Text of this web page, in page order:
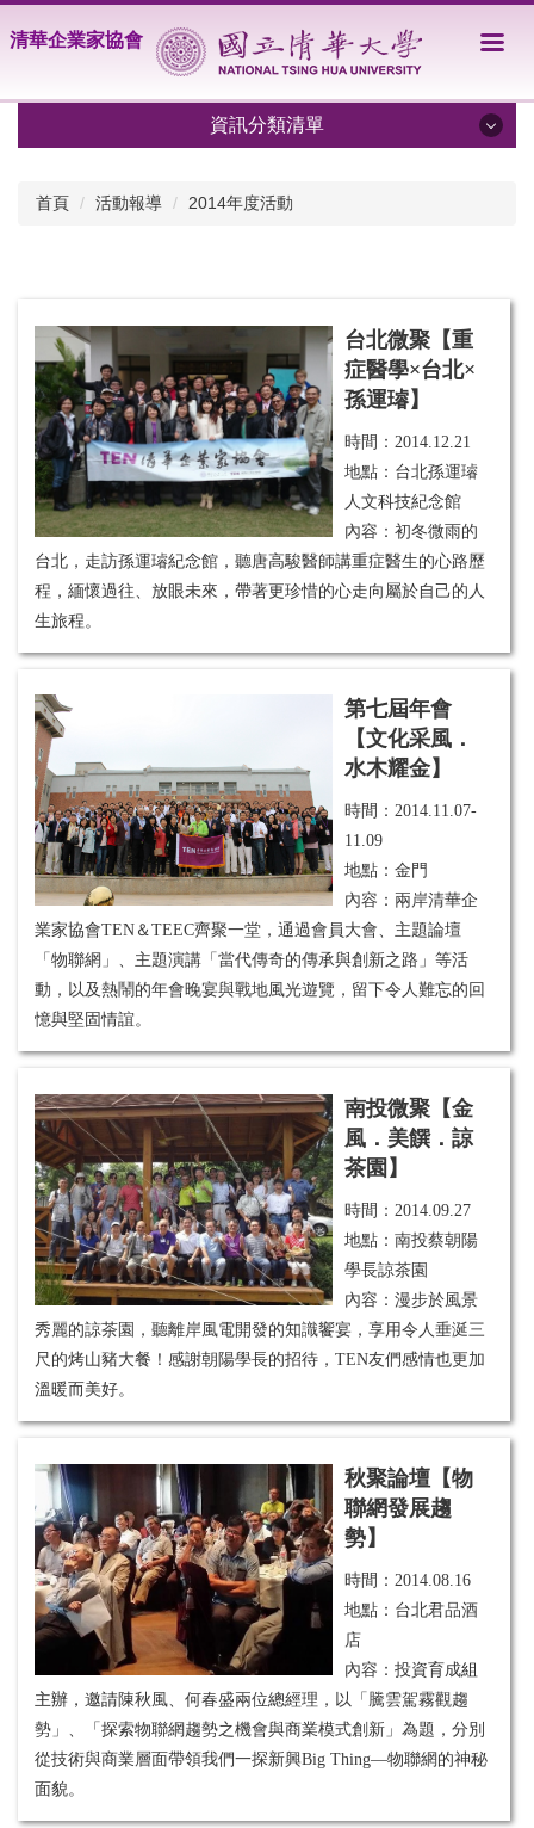
到
清華企業家協會
資訊分類清單
活動報導
TENews
首頁 活動報導 2014年度活動
台北微聚【重
症醫學×台北×
孫運璿】
時間： 2014.12.21
地點：台北孫運璿
人文科技紀念館
內容：初冬微雨的
台北，走訪孫運璿紀念館，聽唐高駿醫師講重症醫生的心路歷
程，緬懷過往、放眼未來，帶著更珍惜的心走向屬於自己的人
生旅程。
第七屆年會
【文化采風．
水木耀金】
時間： 2014.11.07-
11.09
地點：金門
內容： 兩岸清華企
業家協會TEN＆TEEC齊聚一堂，通過會員大會、主題論壇
「物聯網」、主題演講「當代傳奇的傳承與創新之路」等活
動，以及熱鬧的年會晚宴與戰地風光遊覽，留下令人難忘的回
憶與堅固情誼。
南投微聚【金
風．美饌．諒
茶園】
時間： 2014.09.27
地點：南投蔡朝陽
學長諒茶園
內容： 漫步於風景
秀麗的諒茶園，聽離岸風電開發的知識饗宴，享用令人垂涎三
尺的烤山豬大餐！感謝朝陽學長的招待，TEN友們感情也更加
溫暖而 美好。
秋聚論壇【物
聯網發展趨
勢】
時間： 2014.08.16
地點：台北君品酒
店
內容：投資育成組
主辦，邀請陳秋風、何春盛兩位總經理，以
「騰雲駕霧觀趨
勢」、
「探索物聯網趨勢之機會與商業模式創新」為題，分別
從技術與商業層面帶領我們一探新興Big Thing—物聯網的神秘
面貌。